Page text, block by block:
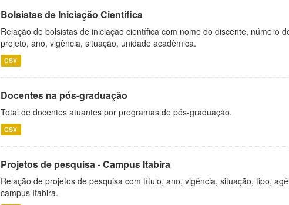
Bolsistas de Iniciação Científica
Relação de bolsistas de iniciação científica com nome do discente, número
projeto, ano, vigência, situação, unidade acadêmica.
CSV
Docentes na pós-graduação
Total de docentes atuantes por programas de pós-graduação.
CSV
Projetos de pesquisa - Campus Itabira
Relação de projetos de pesquisa com título, ano, vigência, situação, tipo,
campus Itabira.